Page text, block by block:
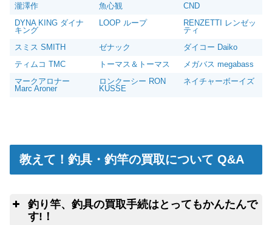
瀧澤作
魚心観
CND
DYNA KING ダイナ
キング
LOOP ループ
RENZETTI レンゼッ
ティ
スミス SMITH
ゼナック
ダイコー Daiko
ティムコ TMC
トーマス＆トーマス
メガバス megabass
マークアロナー
Marc Aroner
ロンクーシー RON
KUSSE
ネイチャーボーイズ
教えて！釣具・釣竿の買取について Q&A
釣り竿、釣具の買取手続はとってもかんたんで
す!！